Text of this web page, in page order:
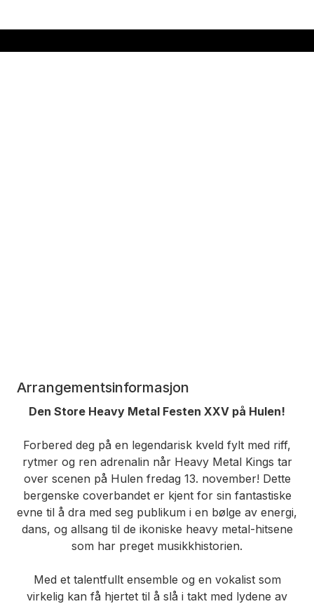
Arrangementsinformasjon
Den Store Heavy Metal Festen XXV på Hulen!
Forbered deg på en legendarisk kveld fylt med riff,
rytmer og ren adrenalin når Heavy Metal Kings tar
over scenen på Hulen fredag 13. november! Dette
bergenske coverbandet er kjent for sin fantastiske
evne til å dra med seg publikum i en bølge av energi,
dans, og allsang til de ikoniske heavy metal-hitsene
som har preget musikkhistorien.
Med et talentfullt ensemble og en vokalist som
virkelig kan få hjertet til å slå i takt med lydene av